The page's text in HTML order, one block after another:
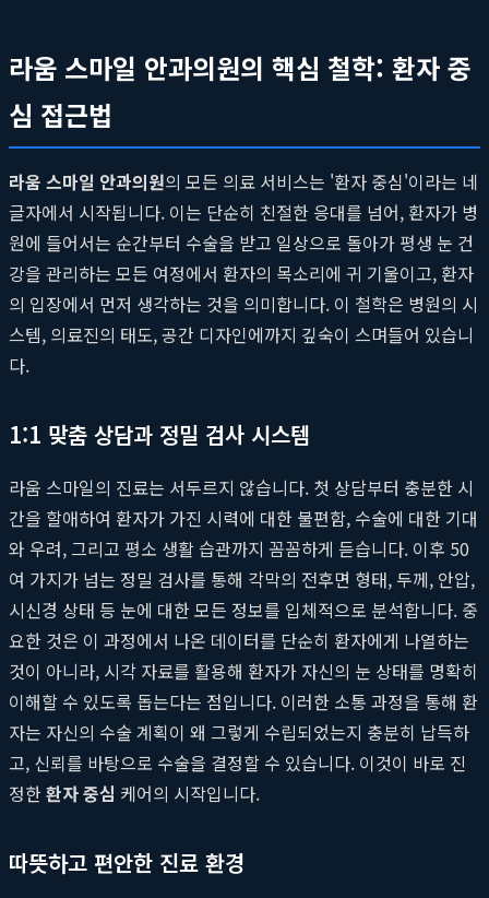
라움 스마일 안과의원의 핵심 철학: 환자 중
심 접근법
라움 스마일 안과의원의 모든 의료 서비스는 '환자 중심'이라는 네
글자에서 시작됩니다. 이는 단순히 친절한 응대를 넘어, 환자가 병
원에 들어서는 순간부터 수술을 받고 일상으로 돌아가 평생 눈 건
강을 관리하는 모든 여정에서 환자의 목소리에 귀 기울이고, 환자
의 입장에서 먼저 생각하는 것을 의미합니다. 이 철학은 병원의 시
스템, 의료진의 태도, 공간 디자인에까지 깊숙이 스며들어 있습니
다.
1:1 맞춤 상담과 정밀 검사 시스템
라움 스마일의 진료는 서두르지 않습니다. 첫 상담부터 충분한 시
간을 할애하여 환자가 가진 시력에 대한 불편함, 수술에 대한 기대
와 우려, 그리고 평소 생활 습관까지 꼼꼼하게 듣습니다. 이후 50
여 가지가 넘는 정밀 검사를 통해 각막의 전후면 형태, 두께, 안압,
시신경 상태 등 눈에 대한 모든 정보를 입체적으로 분석합니다. 중
요한 것은 이 과정에서 나온 데이터를 단순히 환자에게 나열하는
것이 아니라, 시각 자료를 활용해 환자가 자신의 눈 상태를 명확히
이해할 수 있도록 돕는다는 점입니다. 이러한 소통 과정을 통해 환
자는 자신의 수술 계획이 왜 그렇게 수립되었는지 충분히 납득하
고, 신뢰를 바탕으로 수술을 결정할 수 있습니다. 이것이 바로 진
정한환자 중심 케어의 시작입니다.
따뜻하고 편안한 진료 환경